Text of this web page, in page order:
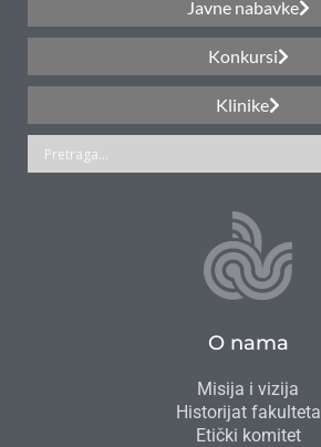
Javne nabavke
Konkursi
Klinike
O nama
Misija i vizija
Historijat fakulteta
Etički komitet